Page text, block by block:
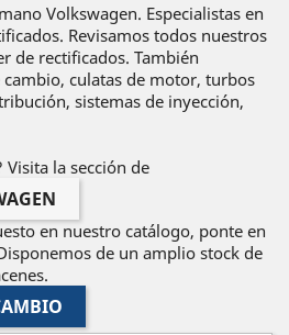
Volkswagen. Especialistas en
Revisamos todos nuestros
de rectificados. También
culatas de motor, turbos
sistemas de inyección,
Visita la sección de
en nuestro catálogo, ponte en
de un amplio stock de